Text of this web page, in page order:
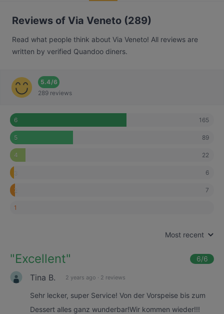
Reviews of Via Veneto (289)
Read what people think about Via Veneto! All reviews are
written by verified Quandoo diners.
5.4/6
289 reviews
6 165
5 89
4 22
3 6
2 7
1
Most recent
"Excellent" 6/6
Tina B. 2 years ago · 2 reviews
Sehr lecker, super Service! Von der Vorspeise bis zum
Dessert alles ganz wunderbar!Wir kommen wieder!!!